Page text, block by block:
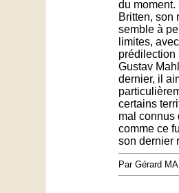
du moment.
Britten, son
semble à
limites,
prédilection
Gustav
dernier, il
certains
mal connus
comme ce
son dernier
Par Gérard